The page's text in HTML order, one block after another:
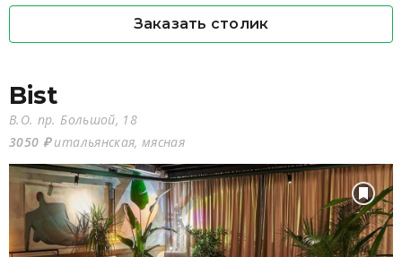
Заказать столик
Bist
В.О. пр. Большой, 18
3050 ₽итальянская, мясная